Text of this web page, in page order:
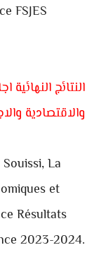
FSJES
النتائج النهائية
والاقتصادية
La
et
Résultats
2023-2024.